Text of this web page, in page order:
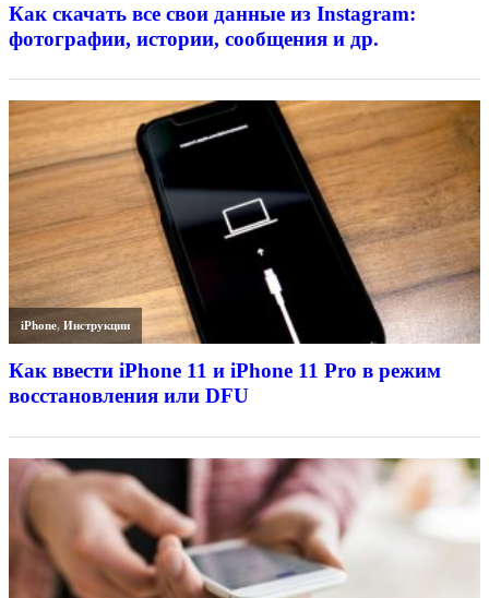
Как скачать все свои данные из Instagram:
фотографии, истории, сообщения и др.
iPhone,Инструкции
Как ввести iPhone 11 и iPhone 11 Pro в режим
восстановления или DFU